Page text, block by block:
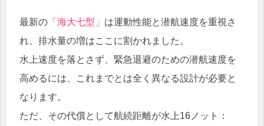
最新の 「海大七型」 は運動性能と潜航速度を重視さ
れ、排水量の増はここに割かれました。
水上速度を落とさず、緊急退避のための潜航速度を
高めるには、これまでとは全く異なる設計が必要と
なります。
ただ、その代償として航続距離が水上16ノット：